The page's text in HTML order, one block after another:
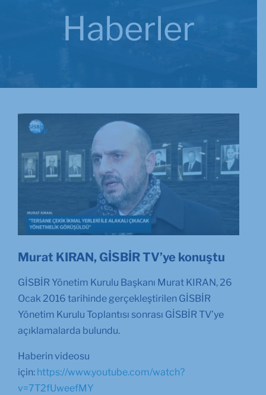
Haberler
Murat KIRAN, GİSBİR TV’ye konuştu
GİSBİR Yönetim Kurulu Başkanı Murat KIRAN, 26
Ocak 2016 tarihinde gerçekleştirilen GİSBİR
Yönetim Kurulu Toplantısı sonrası GİSBİR TV’ye
açıklamalarda bulundu.
Haberin videosu
için: https://www.youtube.com/watch?
v=7T2fUweefMY